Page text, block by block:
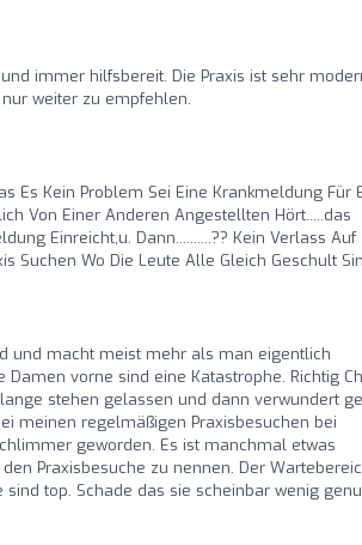
immer hilfsbereit. Die Praxis ist sehr
weiter zu empfehlen.
Es Kein Problem Sei Eine Krankmeldung Für
Von Einer Anderen Angestellten Hört.....das
Einreicht,u. Dann..........?? Kein Verlass Auf
Suchen Wo Die Leute Alle Gleich Geschult
und macht meist mehr als man eigentlich
vorne sind eine Katastrophe. Richtig
stehen gelassen und dann verwundert
meinen regelmäßigen Praxisbesuchen bei
geworden. Es ist manchmal etwas
Praxisbesuche zu nennen. Der
top. Schade das sie scheinbar wenig